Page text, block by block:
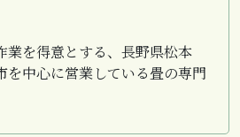
を得意とする、長野県松本
を中心に営業している畳の専門